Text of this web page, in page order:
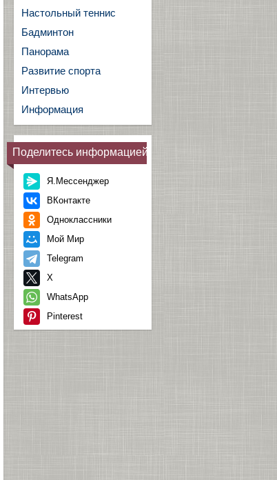
Настольный теннис
Бадминтон
Панорама
Развитие спорта
Интервью
Информация
Поделитесь информацией
Я.Мессенджер
ВКонтакте
Одноклассники
Мой Мир
Telegram
X
WhatsApp
Pinterest